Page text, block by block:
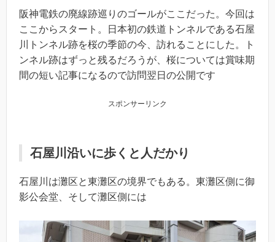
阪神電鉄の廃線跡巡りのゴールがここだった。今回は
ここからスタート。日本初の鉄道トンネルである石屋
川トンネル跡を桜の季節の今、訪れることにした。ト
ンネル跡はずっと残るだろうが、桜については賞味期
間の短い記事になるので訪問翌日の公開です
スポンサーリンク
石屋川沿いに歩くと人だかり
石屋川は灘区と東灘区の境界でもある。東灘区側に御
影公会堂、そして灘区側には